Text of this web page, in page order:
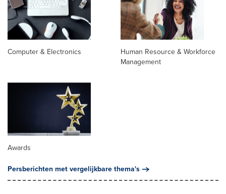
Computer & Electronics
Human Resource & Workforce
Management
Awards
Persberichten met vergelijkbare thema's